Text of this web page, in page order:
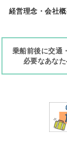
経営理念・会社
乗船前後に交通
必要なあな